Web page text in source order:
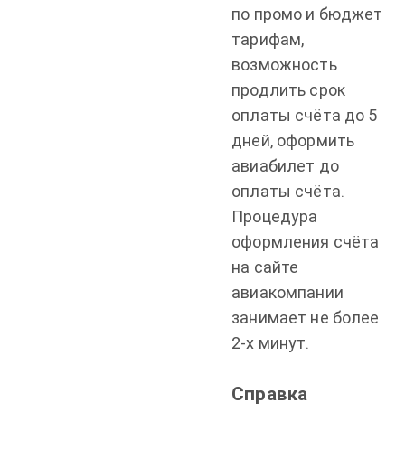
по промо и бюджет
тарифам,
возможность
продлить срок
оплаты счёта до 5
дней, оформить
авиабилет до
оплаты счёта.
Процедура
оформления счёта
на сайте
авиакомпании
занимает не более
2-х минут.
Справка